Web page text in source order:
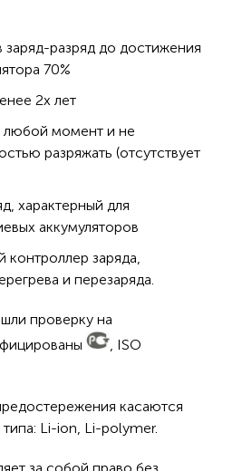
разряд до достижения
70%
2х лет
любой момент и не
разряжать (отсутствует
характерный для
аккумуляторов
заряда,
и перезаряда.
проверку на
, ISO
касаются
типа: Li-ion, Li-polymer.